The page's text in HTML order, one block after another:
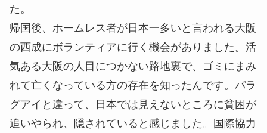
た。
帰国後、ホームレス者が日本一多いと言われる大阪
の西成にボランティアに行く機会がありました。活
気ある大阪の人目につかない路地裏で、ゴミにまみ
れて亡くなっている方の存在を知ったんです。パラ
グアイと違って、日本では見えないところに貧困が
追いやられ、隠されていると感じました。国際協力